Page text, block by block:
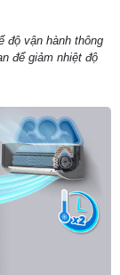
độ vận hành thông
để giảm nhiệt độ